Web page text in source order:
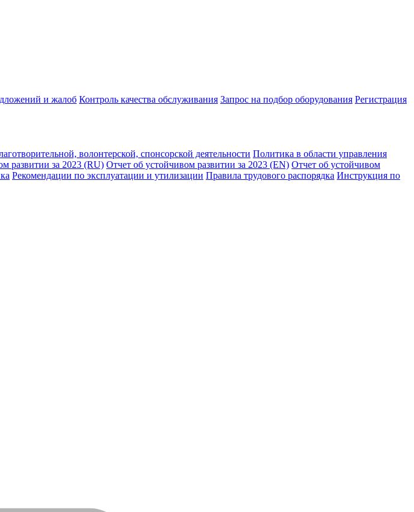
и жалоб Контроль качества обслуживания Запрос на подбор оборудования Регистрация
волонтерской, спонсорской деятельности Политика в области управления
развитии за 2023 (RU) Отчет об устойчивом развитии за 2023 (EN) Отчет об устойчивом
Рекомендации по эксплуатации и утилизации Правила трудового распорядка Инструкция по